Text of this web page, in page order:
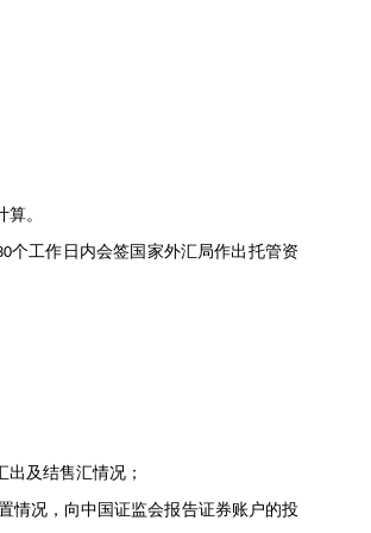
。
个工作日内会签国家外汇局作出托管资
及结售汇情况；
情况，向中国证监会报告证券账户的投